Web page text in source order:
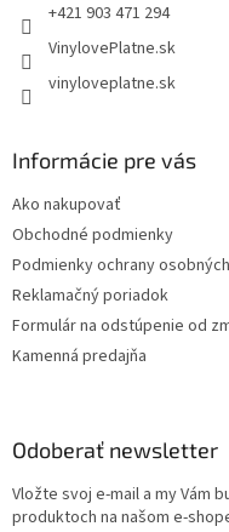
+421 903 471 294
VinylovePlatne.sk
vinyloveplatne.sk
Informácie pre vás
Ako nakupovať
Obchodné podmienky
Podmienky ochrany
Reklamačný poriadok
Formulár na odstúpenie od
Kamenná predajňa
Odoberať newsletter
Vložte svoj e-mail a my Vám
produktoch na našom e-